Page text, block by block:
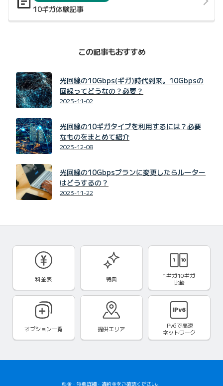
10ギガ体験記事
この記事もおすすめ
光回線の10Gbps(ギガ)時代到来。10Gbpsの
回線ってどうなの？必要？
2023-11-02
光回線の10ギガタイプを利用するには？必要
なものをまとめて紹介
2023-12-08
光回線の10Gbpsプランに変更したらルーター
はどうするの？
2023-11-22
料金表 特典
1ギガ10ギガ
比較
オプション一覧 提供エリア IPv6で高速
ネットワーク
料金 ・ 特典詳細 ・ 違約金をご確認ください。